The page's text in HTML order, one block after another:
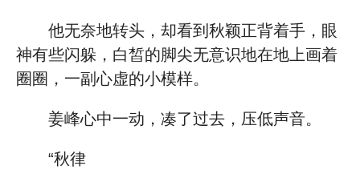
他无奈地转头，却看到秋颖正背着手，眼
神有些闪躲，白皙的脚尖无意识地在地上画着
圈圈，一副心虚的小模样。
姜峰心中一动，凑了过去，压低声音。
“秋律